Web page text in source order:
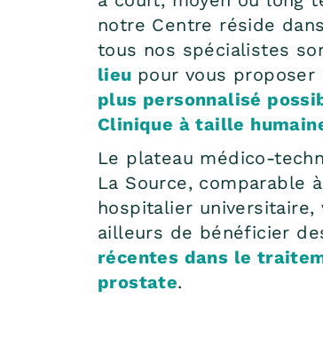
notre Centre réside
tous nos spécialistes
lieu pour vous proposer
plus personnalisé
Clinique à taille
Le plateau médico-
La Source, comparable
hospitalier universitaire,
ailleurs de bénéficier
récentes dans le
prostate.